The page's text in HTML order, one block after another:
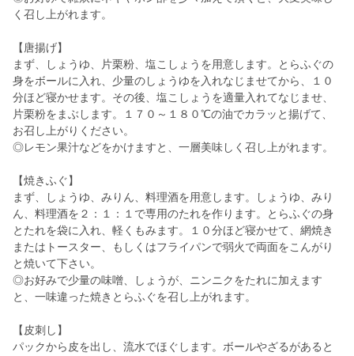
く召し上がれます。
【唐揚げ】
まず、しょうゆ、片栗粉、塩こしょうを用意します。とらふぐの
身をボールに入れ、少量のしょうゆを入れなじませてから、１０
分ほど寝かせます。その後、塩こしょうを適量入れてなじませ、
片栗粉をまぶします。１７０～１８０℃の油でカラッと揚げて、
お召し上がりください。
◎レモン果汁などをかけますと、一層美味しく召し上がれます。
【焼きふぐ】
まず、しょうゆ、みりん、料理酒を用意します。しょうゆ、みり
ん、料理酒を２：１：１で専用のたれを作ります。とらふぐの身
とたれを袋に入れ、軽くもみます。１０分ほど寝かせて、網焼き
またはトースター、もしくはフライパンで弱火で両面をこんがり
と焼いて下さい。
◎お好みで少量の味噌、しょうが、ニンニクをたれに加えます
と、一味違った焼きとらふぐを召し上がれます。
【皮刺し】
パックから皮を出し、流水でほぐします。ボールやざるがあると